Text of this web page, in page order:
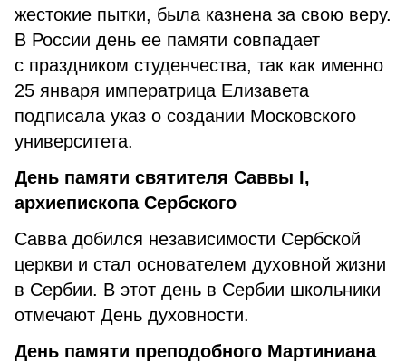
жестокие пытки, была казнена за свою веру.
В России день ее памяти совпадает
с праздником студенчества, так как именно
25 января императрица Елизавета
подписала указ о создании Московского
университета.
День памяти святителя Саввы I,
архиепископа Сербского
Савва добился независимости Сербской
церкви и стал основателем духовной жизни
в Сербии. В этот день в Сербии школьники
отмечают День духовности.
День памяти преподобного Мартиниана